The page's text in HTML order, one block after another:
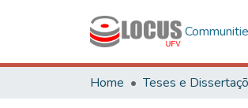
Home Teses e